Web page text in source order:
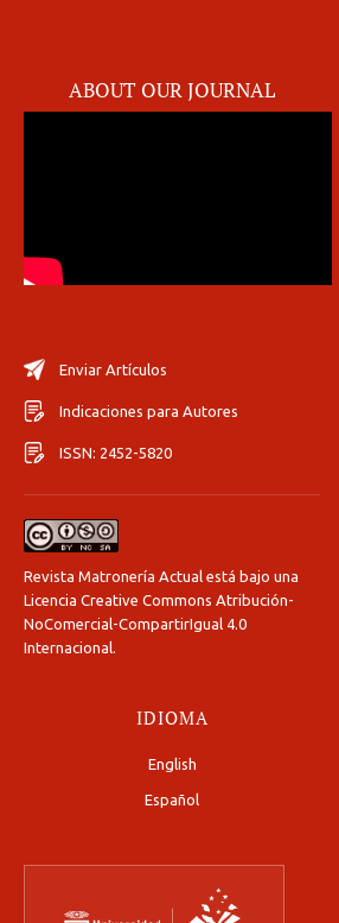
ABOUT OUR JOURNAL
Enviar Artículos
Indicaciones para Autores
ISSN: 2452-5820
Revista Matronería Actual está bajo una
Licencia Creative Commons Atribución-
NoComercial-CompartirIgual 4.0
Internacional.
IDIOMA
English
Español